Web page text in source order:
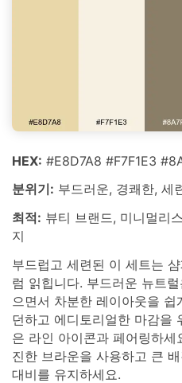
HEX: #E8D7A8 #F7F1E3
분위기: 부드러운, 경쾌한, 세
최적: 뷰티 브랜드, 미니멀리
지
부드럽고 세련된 이 세트는
럼 읽힙니다. 부드러운 뉴트
으면서 차분한 레이아웃을
던하고 에디토리얼한 마감을
은 라인 아이콘과 페어링하
진한 브라운을 사용하고 큰
대비를 유지하세요.